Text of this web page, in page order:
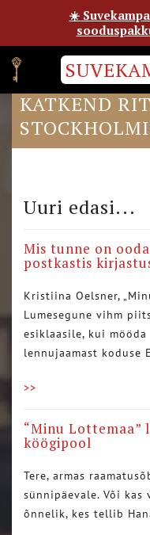
EESTI
KATKEND
Uuri edasi...
Mis tunne on
postkastis
Kristiina Oelsner,
Lumesegune vihm
esiklaasile, kui
lennujaamast koduse
>>
“Minu Lottemaa”
köögipool
Tere, armas
sünnipäevale. Või kas
õnnelik, kes tellib
☀️